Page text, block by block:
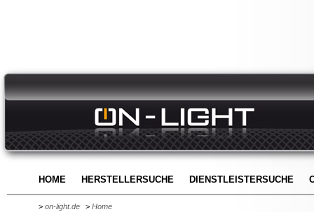
HOME HERSTELLERSUCHE DIENSTLEISTERSUCHE
> on-light.de > Home